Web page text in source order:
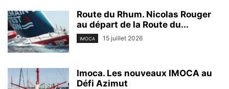
Route du Rhum. Nicolas Rouger
au départ de la Route du...
IMOCA 15 juillet 2026
Imoca. Les nouveaux IMOCA au
Défi Azimut